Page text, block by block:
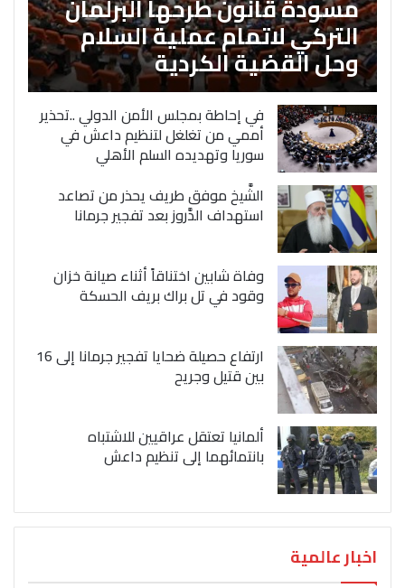
التركي لاتمام عملية السلام
وحل القضية الكردية
في إحاطة بمجلس الأمن الدولي ..تحذير
أممي من تغلغل لتنظيم داعش في
سوريا وتهديده السلم الأهلي
الشَّيخ موفق طريف يحذر من تصاعد
استهداف الدَّروز بعد تفجير جرمانا
وفاة شابين اختناقاً أثناء صيانة خزان
وقود في تل براك بريف الحسكة
ارتفاع حصيلة ضحايا تفجير جرمانا إلى 16
بين قتيل وجريح
ألمانيا تعتقل عراقيين للاشتباه
بانتمائهما إلى تنظيم داعش
اخبار عالمية